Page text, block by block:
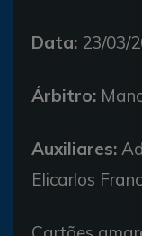
Data: 23/03/
Árbitro:
Auxiliares:
Elicarlos